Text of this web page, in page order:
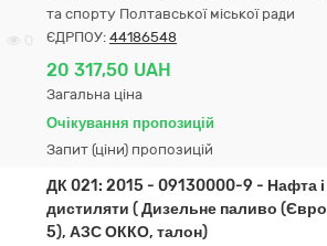
та спорту Полтавської міської ради
ЄДРПОУ: 44186548
20 317,50 UAH
Загальна ціна
Очікування пропозицій
Запит (ціни) пропозицій
ДК 021: 2015 - 09130000-9 - Нафта і
дистиляти ( Дизельне паливо (Євро
5), АЗС ОККО, талон)